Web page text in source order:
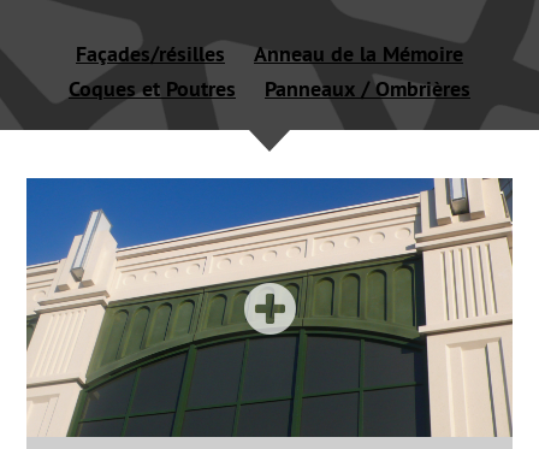
Façades/résilles
Anneau de la Mémoire
Coques et Poutres
Panneaux / Ombrières